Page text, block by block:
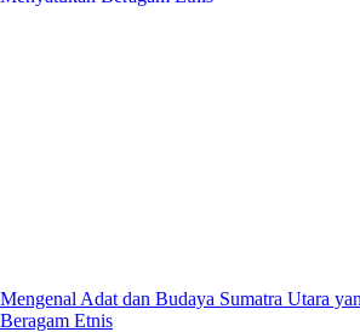
Mengenal Adat dan Budaya Sumatra Utara
Beragam Etnis